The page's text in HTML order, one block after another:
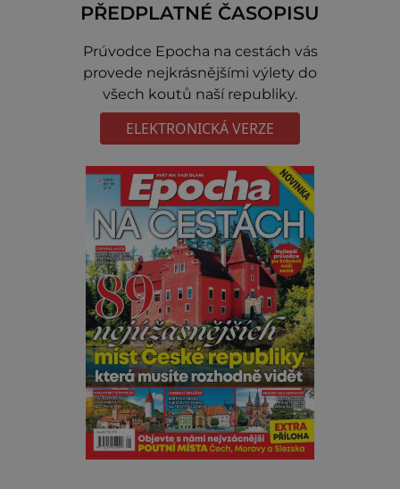
PŘEDPLATNÉ ČASOPISU
Prúvodce Epocha na cestách vás
provede nejkrásnějšími výlety do
všech koutů naší republiky.
ELEKTRONICKÁ VERZE